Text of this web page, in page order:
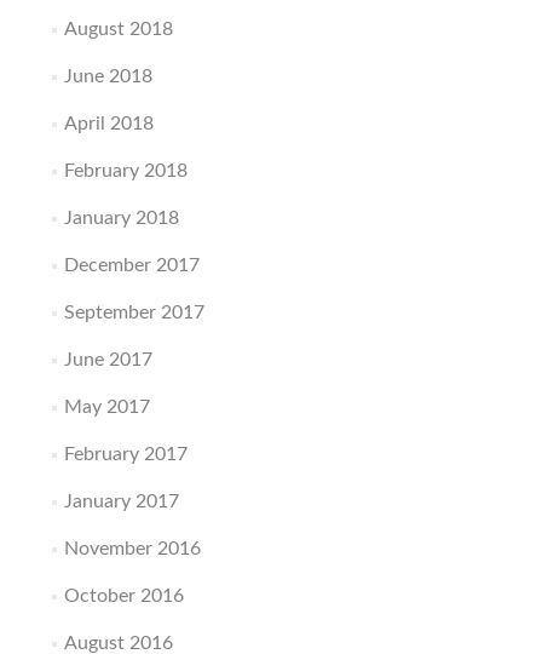
August 2018
June 2018
April 2018
February 2018
January 2018
December 2017
September 2017
June 2017
May 2017
February 2017
January 2017
November 2016
October 2016
August 2016